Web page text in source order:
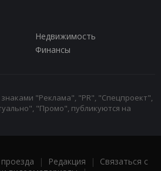
Недвижимость
Финансы
"Реклама", "PR", "Спецпроект",
"Промо", публикуются на
| Редакция | Связаться с